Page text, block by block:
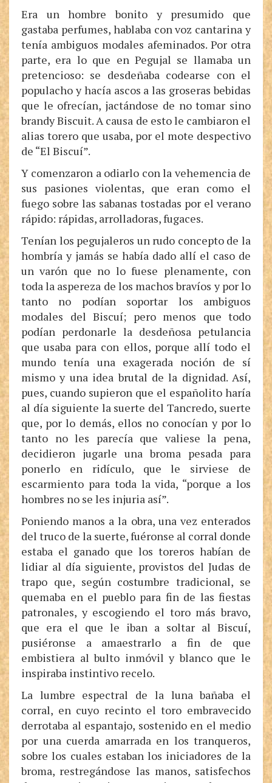
Era un hombre bonito y presumido que
gastaba perfumes, hablaba con voz cantarina y
tenía ambiguos modales afeminados. Por otra
parte, era lo que en Pegujal se llamaba un
pretencioso: se desdeñaba codearse con el
populacho y hacía ascos a las groseras bebidas
que le ofrecían, jactándose de no tomar sino
brandy Biscuit. A causa de esto le cambiaron el
alias torero que usaba, por el mote despectivo
de “El Biscuí”.
Y comenzaron a odiarlo con la vehemencia de
sus pasiones violentas, que eran como el
fuego sobre las sabanas tostadas por el verano
rápido: rápidas, arrolladoras, fugaces.
Tenían los pegujaleros un rudo concepto de la
hombría y jamás se había dado allí el caso de
un varón que no lo fuese plenamente, con
toda la aspereza de los machos bravíos y por lo
tanto no podían soportar los ambiguos
modales del Biscuí; pero menos que todo
podían perdonarle la desdeñosa petulancia
que usaba para con ellos, porque allí todo el
mundo tenía una exagerada noción de sí
mismo y una idea brutal de la dignidad. Así,
pues, cuando supieron que el españolito haría
al día siguiente la suerte del Tancredo, suerte
que, por lo demás, ellos no conocían y por lo
tanto no les parecía que valiese la pena,
decidieron jugarle una broma pesada para
ponerlo en ridículo, que le sirviese de
escarmiento para toda la vida, “porque a los
hombres no se les injuria así”.
Poniendo manos a la obra, una vez enterados
del truco de la suerte, fuéronse al corral donde
estaba el ganado que los toreros habían de
lidiar al día siguiente, provistos del Judas de
trapo que, según costumbre tradicional, se
quemaba en el pueblo para fin de las fiestas
patronales, y escogiendo el toro más bravo,
que era el que le iban a soltar al Biscuí,
pusiéronse a amaestrarlo a fin de que
embistiera al bulto inmóvil y blanco que le
inspiraba instintivo recelo.
La lumbre espectral de la luna bañaba el
corral, en cuyo recinto el toro embravecido
derrotaba al espantajo, sostenido en el medio
por una cuerda amarrada en los tranqueros,
sobre los cuales estaban los iniciadores de la
broma, restregándose las manos, satisfechos